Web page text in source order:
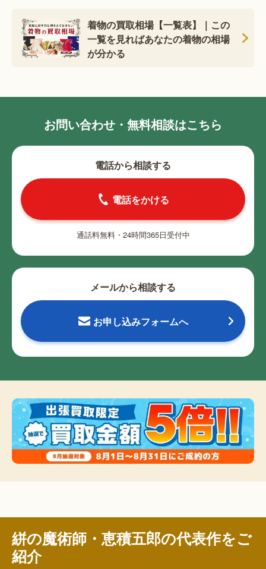
着物の買取相場【一覧表】｜この
一覧を見ればあなたの着物の相場
が分かる
お問い合わせ・無料相談はこちら
電話から相談する
電話をかける
通話料無料・24時間365日受付中
メールから相談する
お申し込みフォームへ
絣の魔術師・恵積五郎の代表作をご
紹介